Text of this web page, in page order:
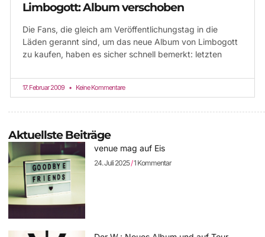
Limbogott: Album verschoben
Die Fans, die gleich am Veröffentlichungstag in die
Läden gerannt sind, um das neue Album von Limbogott
zu kaufen, haben es sicher schnell bemerkt: letzten
17. Februar 2009 Keine Kommentare
Aktuellste Beiträge
venue mag auf Eis
24. Juli 2025 1 Kommentar